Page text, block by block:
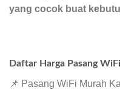
yang cocok buat
Daftar Harga Pasang
📌 Pasang WiFi Murah